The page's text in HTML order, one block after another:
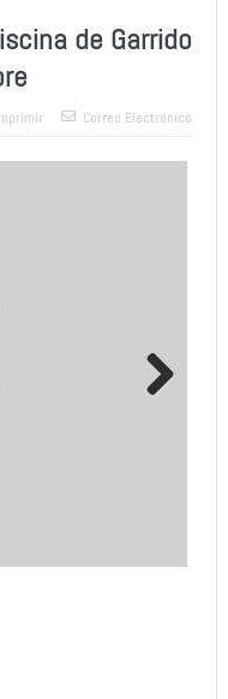
de Garrido
Correo Electrónico